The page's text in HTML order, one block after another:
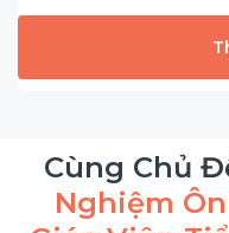
Cùng Chủ
Nghiệm